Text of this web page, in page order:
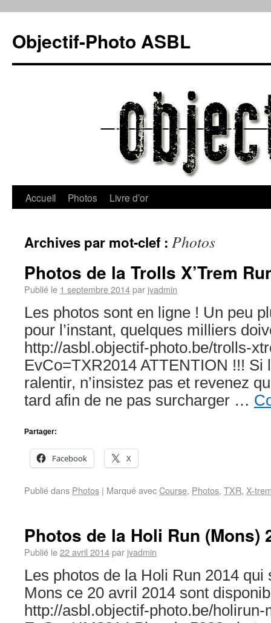
Objectif-Photo ASBL
Accueil Photos Livre d’or
Archives par mot-clef : Photos
Photos de la Trolls X’Trem
Publié le 1 septembre 2014par jvadmin
Les photos sont en ligne ! Un peu
pour l’instant, quelques milliers
http://asbl.objectif-photo.be/trolls-
EvCo=TXR2014 ATTENTION !!! Si
ralentir, n’insistez pas et revenez
tard afin de ne pas surcharger …
Partager:
Facebook X
Publié dans Photos | Marqué avecCourse, Photos, TXR, X-
Photos de la Holi Run (Mons)
Publié le22 avril 2014par jvadmin
Les photos de la Holi Run 2014 qui
Mons ce 20 avril 2014 sont
http://asbl.objectif-photo.be/holirun-